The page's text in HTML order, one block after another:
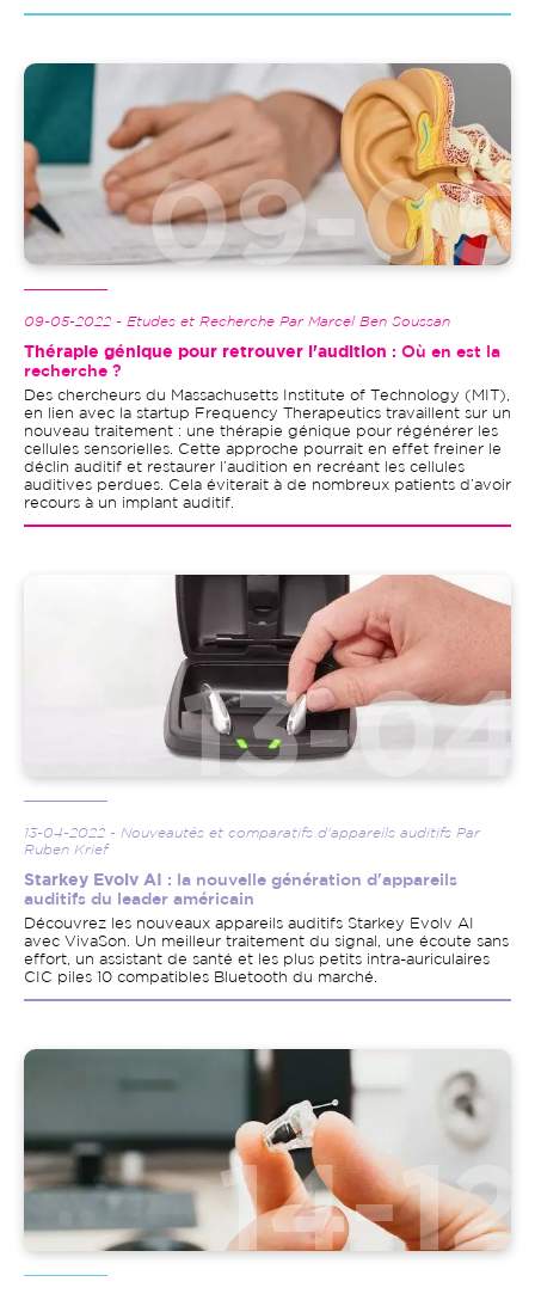
Image
09-05-2022 - Etudes et Recherche Par Marcel Ben Soussan
Thérapie génique pour retrouver l'audition : Où en est la
recherche ?
Des chercheurs du Massachusetts Institute of Technology (MIT),
en lien avec la startup Frequency Therapeutics travaillent sur un
nouveau traitement : une thérapie génique pour régénérer les
cellules sensorielles. Cette approche pourrait en effet freiner le
déclin auditif et restaurer l’audition en recréant les cellules
auditives perdues. Cela éviterait à de nombreux patients d’avoir
recours à un implant auditif.
13-04-2022 - Nouveautés et comparatifs d'appareils auditifs Par
Ruben Krief
Starkey Evolv AI
: la nouvelle génération d'appareils
auditifs du leader américain
Découvrez les nouveaux appareils auditifs Starkey Evolv AI
avec VivaSon. Un meilleur traitement du signal, une écoute sans
effort, un assistant de santé et les plus petits intra-auriculaires
CIC piles 10 compatibles Bluetooth du marché.
Image